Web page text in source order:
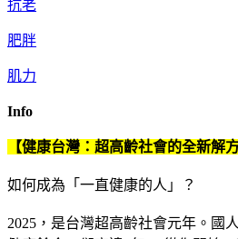
抗老
肥胖
肌力
Info
【健康台灣：超高齡社會的全新解方
如何成為「一直健康的人」？
2025，是台灣超高齡社會元年。國